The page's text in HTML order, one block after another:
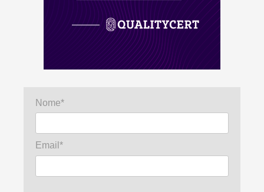
Nome*
Email*